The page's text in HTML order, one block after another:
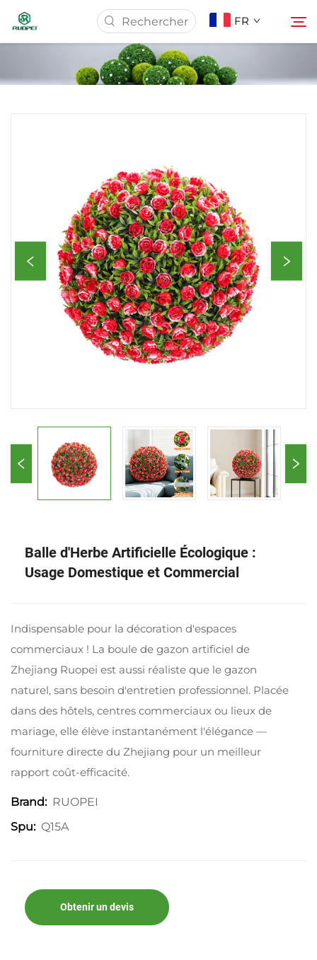
FR
À Propos De Nous
Actualités
Télécharger
Balle d'Herbe Artificielle Écologique :
Usage Domestique et Commercial
Indispensable pour la décoration d'espaces
commerciaux ! La boule de gazon artificiel de
Zhejiang Ruopei est aussi réaliste que le gazon
naturel, sans besoin d'entretien professionnel. Placée
dans des hôtels, centres commerciaux ou lieux de
mariage, elle élève instantanément l'élégance —
fourniture directe du Zhejiang pour un meilleur
rapport coût-efficacité.
Brand: RUOPEI
Spu: Q15A
Obtenir un devis